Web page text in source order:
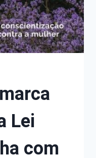
Lei
com